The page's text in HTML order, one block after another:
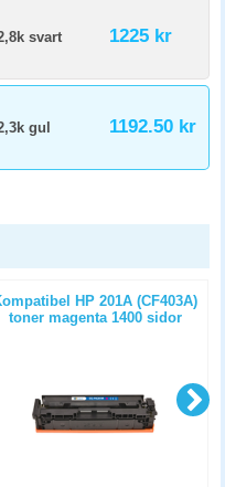
svart 1225 kr
gul 1192.50 kr
HP 201A (CF403A)
toner magenta 1400 sidor